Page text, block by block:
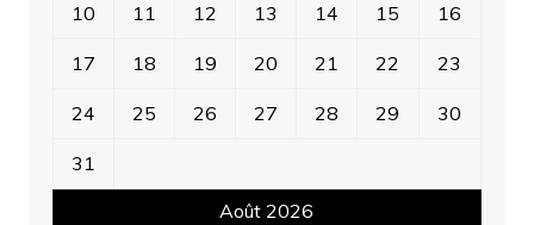
Août 2026
10 11 12 13 14 15 16
17 18 19 20 21 22 23
24 25 26 27 28 29 30
31